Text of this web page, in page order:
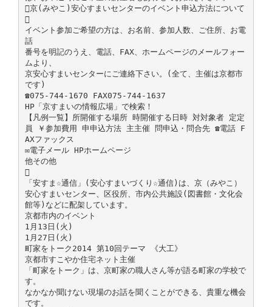
京(みやこ)安心すまいセンターのイベント申込方法について

イベント参加ご希望の方は、お名前、参加人数、ご住所、お電
話
番号を明記のうえ、電話、FAX、ホームページのメールフォー
ムより、
京安心すまいセンターにご連絡下さい。(全て、主催は京都市
です)
☎075-744-1670 FAX075-744-1637
HP「京すまいの情報広場」で検索！
【凡例一覧】所開催する場所 時開催する日時 対対象者 定定
員 ￥参加費用 申申込方法 主主催 問申込・問合先 ☎電話 F
AXファックス
✉電子メール HPホームページ
他その他

「安すま☆通信」(安心すまいづくり☆通信)は、京（みやこ）
安心すまいセンター、区役所、市内公共施設(図書館・文化会
館等)などに配架しています。
京都市内のイベント
1月13日(火)
1月27日(火)
町家をトーク2014 第10回テーマ 《大工》
京都市すこやか住宅ネット主催
「町家をトーク」は、京町家の職人さん等が語る町家の学校で
す。
なかなか聞けない現場のお話を聞くことができる、貴重な機会
です。